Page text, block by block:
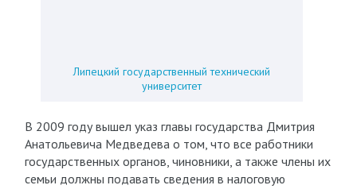
Липецкий государственный технический
университет
В 2009 году вышел указ главы государства Дмитрия
Анатольевича Медведева о том, что все работники
государственных органов, чиновники, а также члены их
семьи должны подавать сведения в налоговую